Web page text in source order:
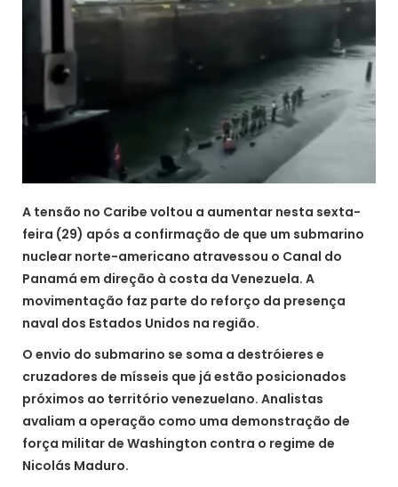
A tensão no Caribe voltou a aumentar nesta sexta-
feira (29) após a confirmação de que um submarino
nuclear norte-americano atravessou o Canal do
Panamá em direção à costa da Venezuela. A
movimentação faz parte do reforço da presença
naval dos Estados Unidos na região.
O envio do submarino se soma a destróieres e
cruzadores de mísseis que já estão posicionados
próximos ao território venezuelano. Analistas
avaliam a operação como uma demonstração de
força militar de Washington contra o regime de
Nicolás Maduro.